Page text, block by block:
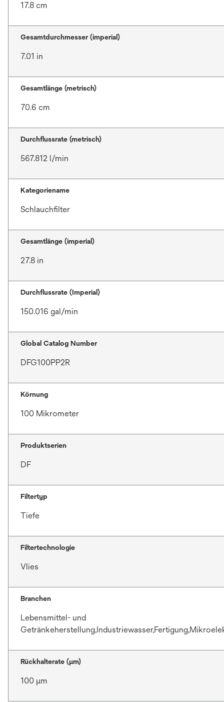
17.8 cm
Gesamtdurchmesser (imperial)
7.01 in
Gesamtlänge (metrisch)
70.6 cm
Durchflussrate (metrisch)
567.812 l/min
Kategoriename
Schlauchfilter
Gesamtlänge (imperial)
27.8 in
Durchflussrate (Imperial)
150.016 gal/min
Global Catalog Number
DFG100PP2R
Körnung
100 Mikrometer
Produktserien
DF
Filtertyp
Tiefe
Filtertechnologie
Vlies
Branchen
Lebensmittel- und
Rückhalterate (µm)
100 μm